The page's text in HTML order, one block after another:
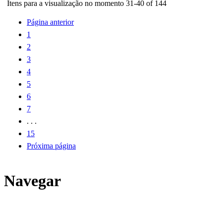
Itens para a visualização no momento 31-40 of 144
Página anterior
1
2
3
4
5
6
7
. . .
15
Próxima página
Navegar